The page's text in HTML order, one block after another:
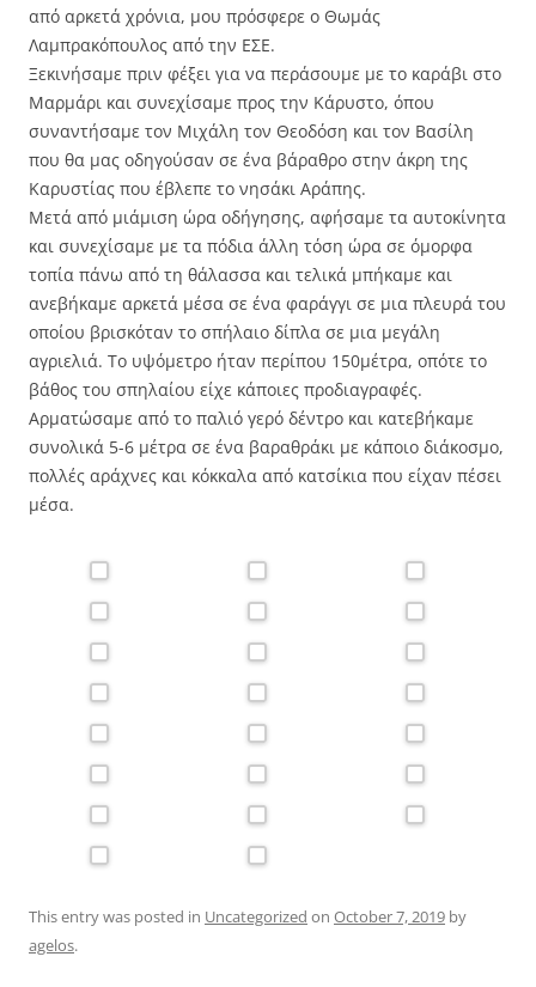
από αρκετά χρόνια, μου πρόσφερε ο Θωμάς
Λαμπρακόπουλος από την ΕΣΕ.
Ξεκινήσαμε πριν φέξει για να περάσουμε με το καράβι στο
Μαρμάρι και συνεχίσαμε προς την Κάρυστο, όπου
συναντήσαμε τον Μιχάλη τον Θεοδόση και τον Βασίλη
που θα μας οδηγούσαν σε ένα βάραθρο στην άκρη της
Καρυστίας που έβλεπε το νησάκι Αράπης.
Μετά από μιάμιση ώρα οδήγησης, αφήσαμε τα αυτοκίνητα
και συνεχίσαμε με τα πόδια άλλη τόση ώρα σε όμορφα
τοπία πάνω από τη θάλασσα και τελικά μπήκαμε και
ανεβήκαμε αρκετά μέσα σε ένα φαράγγι σε μια πλευρά του
οποίου βρισκόταν το σπήλαιο δίπλα σε μια μεγάλη
αγριελιά. Το υψόμετρο ήταν περίπου 150μέτρα, οπότε το
βάθος του σπηλαίου είχε κάποιες προδιαγραφές.
Αρματώσαμε από το παλιό γερό δέντρο και κατεβήκαμε
συνολικά 5-6 μέτρα σε ένα βαραθράκι με κάποιο διάκοσμο,
πολλές αράχνες και κόκκαλα από κατσίκια που είχαν πέσει
μέσα.
This entry was posted in Uncategorized on October 7, 2019 by
agelos.